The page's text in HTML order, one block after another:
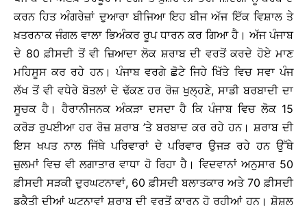
ਕਰਨ ਹਿਤ ਅੰਗਰੇਜ਼ਾਂ ਦੁਆਰਾ ਬੀਜਿਆ ਇਹ ਬੀਜ ਅੱਜ ਇੱਕ ਵਿਸ਼ਾਲ ਤੇ
ਖ਼ਤਰਨਾਕ ਜੰਗਲ ਵਾਲਾ ਭਿਅੰਕਰ ਰੂਪ ਧਾਰਨ ਕਰ ਗਿਆ ਹੈ। ਅੱਜ ਪੰਜਾਬ
ਦੇ 80 ਫ਼ੀਸਦੀ ਤੋਂ ਵੀ ਜ਼ਿਆਦਾ ਲੋਕ ਸ਼ਰਾਬ ਦੀ ਵਰਤੋਂ ਕਰਦੇ ਹੋਏ ਮਾਣ
ਮਹਿਸੂਸ ਕਰ ਰਹੇ ਹਨ। ਪੰਜਾਬ ਵਰਗੇ ਛੋਟੇ ਜਿਹੇ ਖਿੱਤੇ ਵਿਚ ਸਵਾ ਪੰਜ
ਲੱਖ ਤੋਂ ਵੀ ਵਧੇਰੇ ਬੋਤਲਾਂ ਦੇ ਢੱਕਣ ਹਰ ਰੋਜ਼ ਖੁਲ੍ਹਣੇ, ਸਾਡੀ ਬਰਬਾਦੀ ਦਾ
ਸੂਚਕ ਹੈ। ਹੈਰਾਨੀਜਨਕ ਅੰਕੜਾ ਦਸਦਾ ਹੈ ਕਿ ਪੰਜਾਬ ਵਿਚ ਲੋਕ 15
ਕਰੋੜ ਰੁਪਈਆ ਹਰ ਰੋਜ਼ ਸ਼ਰਾਬ ’ਤੇ ਬਰਬਾਦ ਕਰ ਰਹੇ ਹਨ। ਸ਼ਰਾਬ ਦੀ
ਇਸ ਖਪਤ ਨਾਲ ਜਿੱਥੇ ਪਰਿਵਾਰਾਂ ਦੇ ਪਰਿਵਾਰ ਉਜੜ ਰਹੇ ਹਨ ਉੱਥੇ
ਜ਼ੁਲਮਾਂ ਵਿਚ ਵੀ ਲਗਾਤਾਰ ਵਾਧਾ ਹੋ ਰਿਹਾ ਹੈ। ਵਿਦਵਾਨਾਂ ਅਨੁਸਾਰ 50
ਫ਼ੀਸਦੀ ਸੜਕੀ ਦੁਰਘਟਨਾਵਾਂ, 60 ਫ਼ੀਸਦੀ ਬਲਾਤਕਾਰ ਅਤੇ 70 ਫ਼ੀਸਦੀ
ਡਕੈਤੀ ਦੀਆਂ ਘਟਨਾਵਾਂ ਸ਼ਰਾਬ ਦੀ ਵਰਤੋਂ ਕਾਰਨ ਹੋ ਰਹੀਆਂ ਹਨ। ਸ਼ੋਸ਼ਲ